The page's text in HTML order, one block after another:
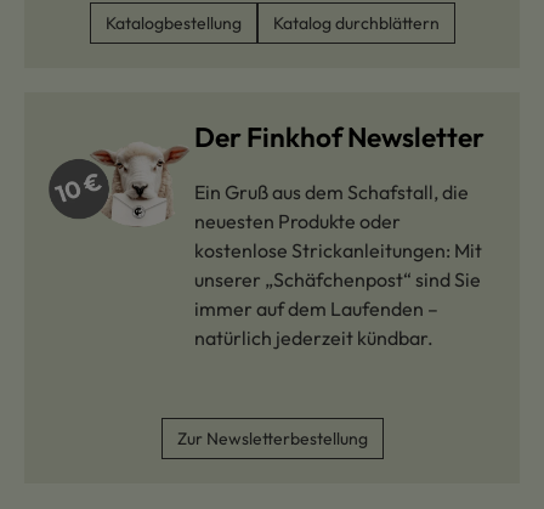
Katalogbestellung Katalog durchblättern
Der Finkhof Newsletter
Ein Gruß aus dem Schafstall, die
neuesten Produkte oder
kostenlose Strickanleitungen: Mit
unserer „Schäfchenpost“ sind Sie
immer auf dem Laufenden –
natürlich jederzeit kündbar.
Zur Newsletterbestellung